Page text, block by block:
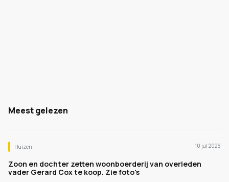
Meest gelezen
Huizen 10 jul 2026
Zoon en dochter zetten woonboerderij van overleden
vader Gerard Cox te koop. Zie foto's